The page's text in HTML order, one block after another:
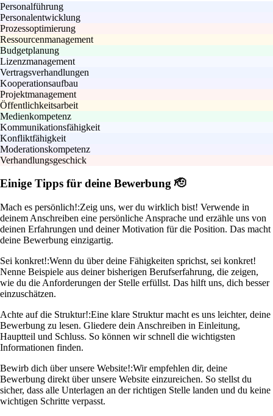
Personalführung
Personalentwicklung
Prozessoptimierung
Ressourcenmanagement
Budgetplanung
Lizenzmanagement
Vertragsverhandlungen
Kooperationsaufbau
Projektmanagement
Öffentlichkeitsarbeit
Medienkompetenz
Kommunikationsfähigkeit
Konfliktfähigkeit
Moderationskompetenz
Verhandlungsgeschick
Einige Tipps für deine Bewerbung 🫡
Mach es persönlich!:Zeig uns, wer du wirklich bist! Verwende in
deinem Anschreiben eine persönliche Ansprache und erzähle uns von
deinen Erfahrungen und deiner Motivation für die Position. Das macht
deine Bewerbung einzigartig.
Sei konkret!:Wenn du über deine Fähigkeiten sprichst, sei konkret!
Nenne Beispiele aus deiner bisherigen Berufserfahrung, die zeigen,
wie du die Anforderungen der Stelle erfüllst. Das hilft uns, dich besser
einzuschätzen.
Achte auf die Struktur!:Eine klare Struktur macht es uns leichter, deine
Bewerbung zu lesen. Gliedere dein Anschreiben in Einleitung,
Hauptteil und Schluss. So können wir schnell die wichtigsten
Informationen finden.
Bewirb dich über unsere Website!:Wir empfehlen dir, deine
Bewerbung direkt über unsere Website einzureichen. So stellst du
sicher, dass alle Unterlagen an der richtigen Stelle landen und du keine
wichtigen Schritte verpasst.